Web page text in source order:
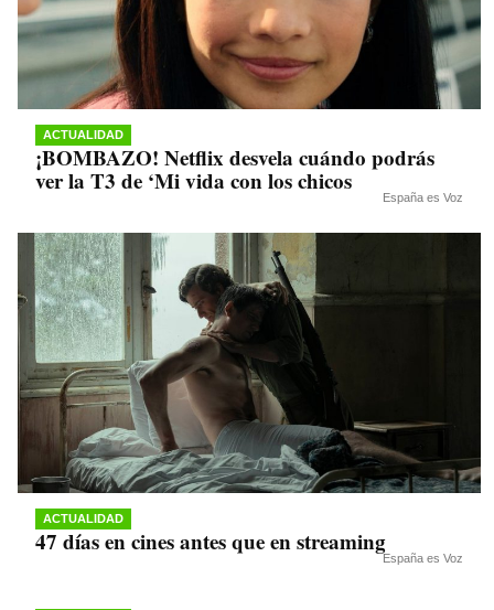
ACTUALIDAD
¡BOMBAZO! Netflix desvela cuándo podrás
ver la T3 de ‘Mi vida con los chicos
España es Voz
ACTUALIDAD
47 días en cines antes que en streaming
España es Voz